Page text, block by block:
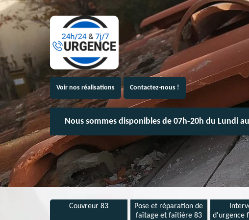
Voir nos réalisations Contactez-nous !
Nous sommes disponibles de 07h-20h du Lundi
Couvreur 83
Pose et réparation de
faîtage et faîtière 83
d'urgence